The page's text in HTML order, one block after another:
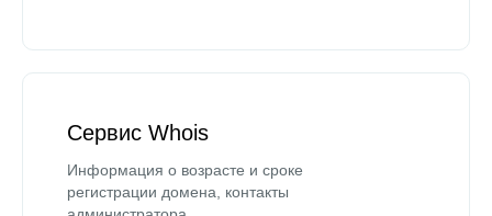
Сервис Whois
Информация о возрасте и сроке
регистрации домена, контакты